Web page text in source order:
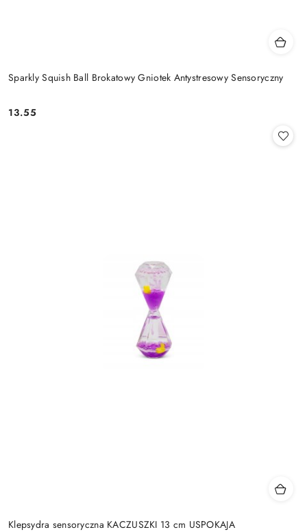
Sparkly Squish Ball Brokatowy Gniotek Antystresowy Sensoryczny
Cena:
13.55
Klepsydra sensoryczna KACZUSZKI 13 cm USPOKAJA